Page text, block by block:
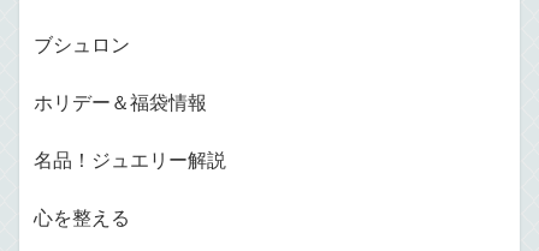
ブシュロン
ホリデー＆福袋情報
名品！ジュエリー解説
心を整える